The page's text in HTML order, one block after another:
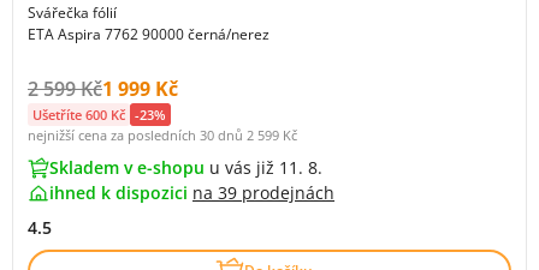
Svářečka fólií
ETA Aspira 7762 90000 černá/nerez
Původní cena s DPH:
2 599 KčCena s DPH:
1 999 Kč
Ušetříte 600 Kč -23%
nejnižší cena za posledních 30 dnů 2 599 Kč
Skladem v e-shopu u vás již 11. 8.
ihned k dispozici na 39 prodejnách
4.5